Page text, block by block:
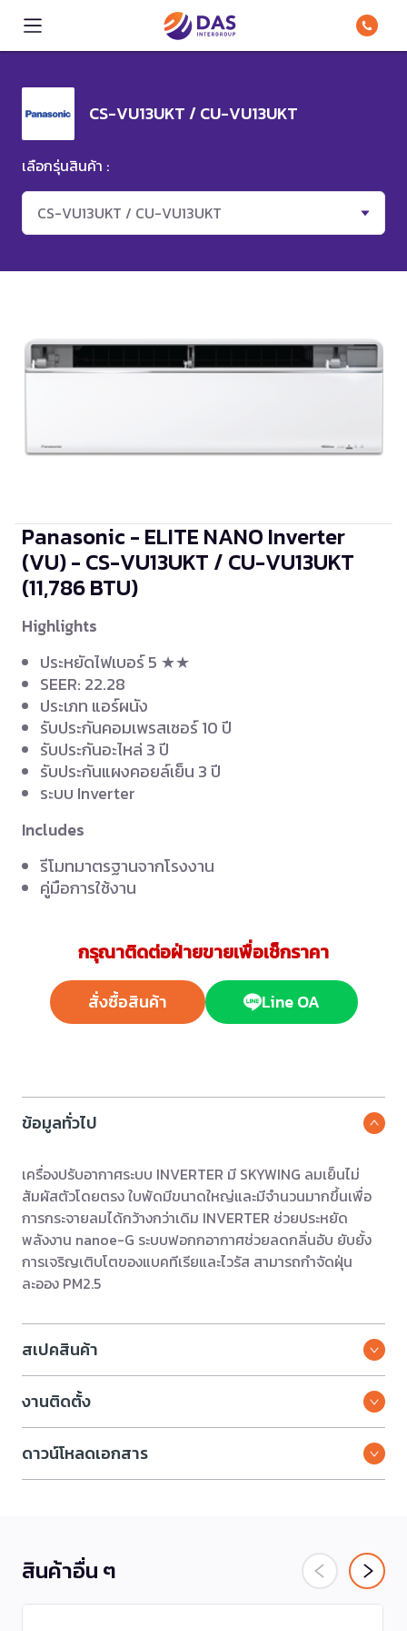
CS-VU13UKT / CU-VU13UKT
เลือกรุ่นสินค้า :
CS-VU13UKT / CU-VU13UKT
Panasonic - ELITE NANO Inverter
(VU) - CS-VU13UKT / CU-VU13UKT
(11,786 BTU)
Highlights
ประหยัดไฟเบอร์ 5 ★★
SEER: 22.28
ประเภท แอร์ผนัง
รับประกันคอมเพรสเซอร์ 10 ปี
รับประกันอะไหล่ 3 ปี
รับประกันแผงคอยล์เย็น 3 ปี
ระบบ Inverter
Includes
รีโมทมาตรฐานจากโรงงาน
คู่มือการใช้งาน
กรุณาติดต่อฝ่ายขายเพื่อเช็กราคา
สั่งซื้อสินค้า Line OA
ข้อมูลทั่วไป
เครื่องปรับอากาศระบบ INVERTER มี SKYWING ลมเย็นไม่
สัมผัสตัวโดยตรง ใบพัดมีขนาดใหญ่และมีจำนวนมากขึ้นเพื่อ
การกระจายลมได้กว้างกว่าเดิม INVERTER ช่วยประหยัด
พลังงาน nanoe-G ระบบฟอกกอากาศช่วยลดกลิ่นอับ ยับยั้ง
การเจริญเติบโตของแบคทีเรียและไวรัส สามารถกำจัดฝุ่น
ละออง PM2.5
สเปคสินค้า
งานติดตั้ง
ดาวน์โหลดเอกสาร
สินค้าอื่น ๆ